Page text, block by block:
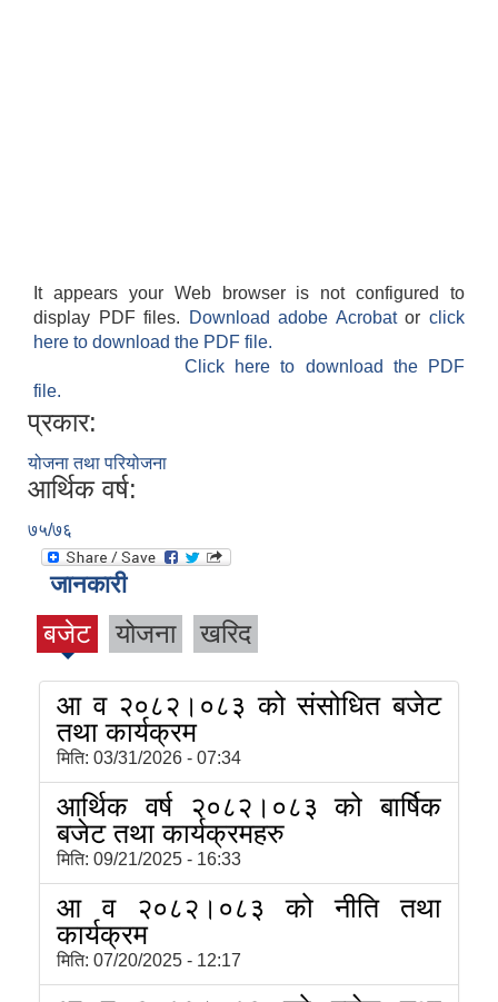
It appears your Web browser is not configured to
display PDF files.
Download adobe Acrobatorclick
here to download the PDF file.
Click here to download the PDF
file.
प्रकार:
योजना तथा परियोजना
आर्थिक वर्ष:
७५/७६
जानकारी
बजेट योजना खरिद
आ व २०८२।०८३ को संसोधित बजेट
तथा कार्यक्रम
मिति: 03/31/2026 - 07:34
आर्थिक वर्ष २०८२।०८३ को बार्षिक
बजेट तथा कार्यक्रमहरु
मिति: 09/21/2025 - 16:33
आ व २०८२।०८३ को नीति तथा
कार्यक्रम
मिति: 07/20/2025 - 12:17